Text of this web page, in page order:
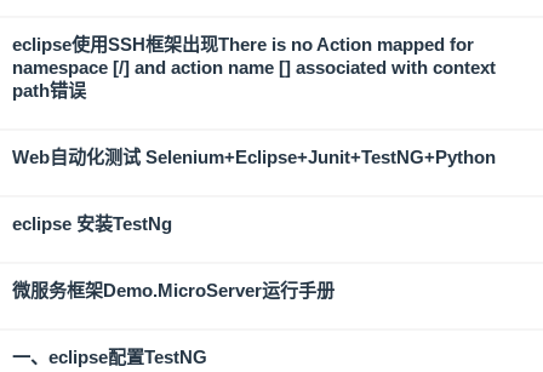
eclipse使用SSH框架出现There is no Action mapped for
namespace [/] and action name [] associated with context
path错误
Web自动化测试 Selenium+Eclipse+Junit+TestNG+Python
eclipse 安装TestNg
微服务框架Demo.MicroServer运行手册
一、eclipse配置TestNG